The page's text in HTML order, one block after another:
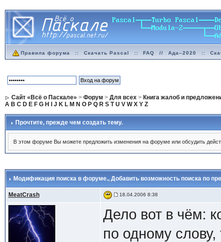
Правила форума :: Скачать Pascal :: FAQ // Ада–2020 ::
Сайт «Всё о Паскале» > Форум > Для всех> Книга жалоб и
A B C D E F G H J K L M N O P Q R S T U V W X Y Z
Прочтите, прежде чем создать тему.
В этом форуме Вы можете предложить изменения на форуме или обсудить
Модификация поиска в форуме., Добавить возможность поиска по
MeatCrash 18.04.2006 8:38
Дело вот в чём:
по одному